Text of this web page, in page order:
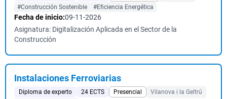
#Construcción Sostenible
#Eficiencia Energética
Fecha de inicio:09-11-2026
Asignatura: Digitalización Aplicada en el Sector de la
Construcción
Instalaciones Ferroviarias
Diploma de experto 24 ECTS Presencial
Vilanova i la Geltrú